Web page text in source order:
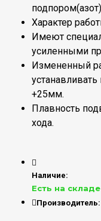
Характер
Имеют
усиленными
Измененный
+25мм.
Плавность
хода.
Наличие:
Есть на складе
Производитель: